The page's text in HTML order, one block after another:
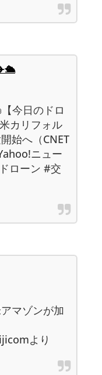
✈️🛳
今日のドロ
カリフォル
始へ（CNET
ニュー
ローン #交
マゾンが加
より